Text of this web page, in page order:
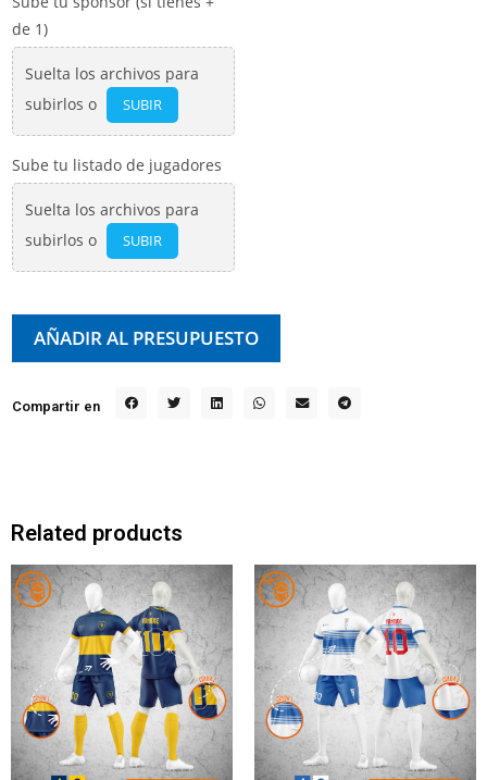
de 1)
Suelta los archivos para
subirlos o
SUBIR
Sube tu listado de jugadores
Suelta los archivos para
subirlos o
SUBIR
AÑADIR AL PRESUPUESTO
Compartir en
Related products